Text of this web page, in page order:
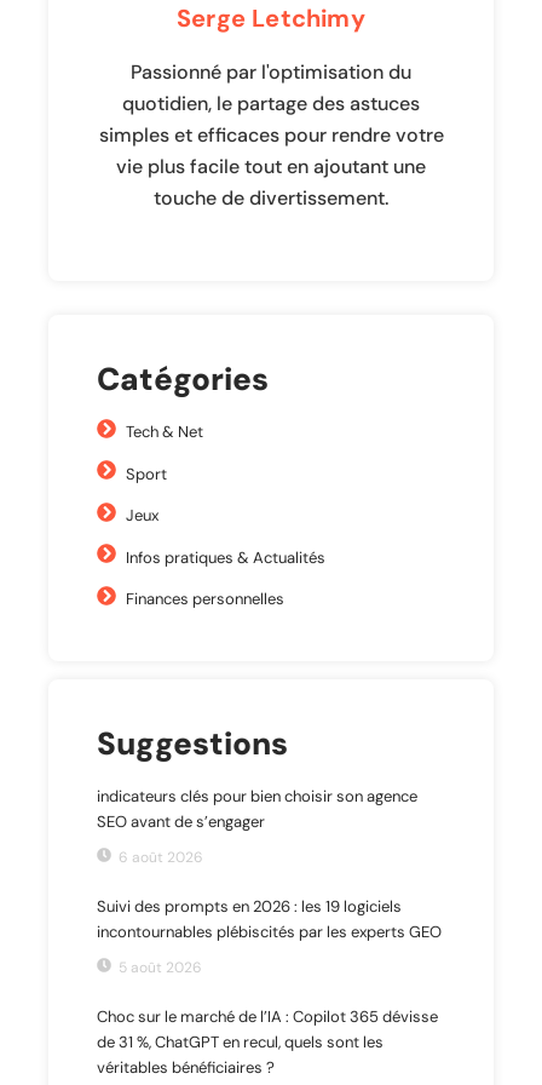
Serge Letchimy
Passionné par l'optimisation du
quotidien, le partage des astuces
simples et efficaces pour rendre votre
vie plus facile tout en ajoutant une
touche de divertissement.
Catégories
Tech & Net
Sport
Jeux
Infos pratiques & Actualités
Finances personnelles
Suggestions
indicateurs clés pour bien choisir son agence
SEO avant de s’engager
6 août 2026
Suivi des prompts en 2026 : les 19 logiciels
incontournables plébiscités par les experts GEO
5 août 2026
Choc sur le marché de l’IA : Copilot 365 dévisse
de 31 %, ChatGPT en recul, quels sont les
véritables bénéficiaires ?